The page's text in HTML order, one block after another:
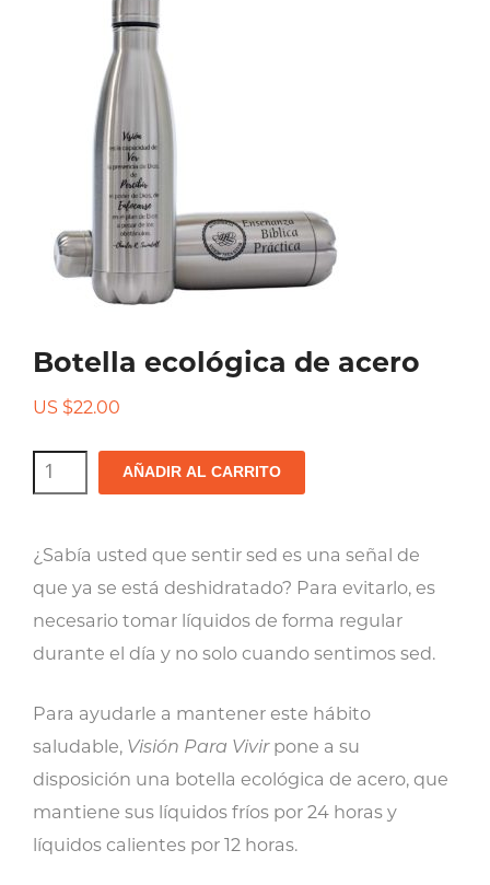
Botella ecológica de acero
US $22.00
Botella
ecológica
acero
AÑADIR AL CARRITO
¿Sabía usted que sentir sed es una señal de
que ya se está deshidratado? Para evitarlo, es
necesario tomar líquidos de forma regular
durante el día y no solo cuando sentimos sed.
Para ayudarle a mantener este hábito
saludable, Visión Para Vivirpone a su
disposición una botella ecológica de acero, que
mantiene sus líquidos fríos por 24 horas y
líquidos calientes por 12 horas.